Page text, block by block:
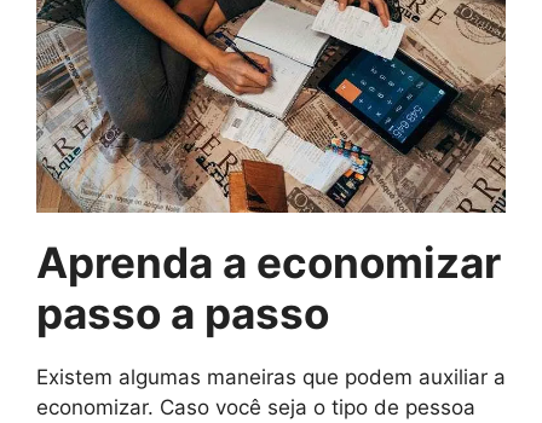
Aprenda a economizar
passo a passo
Existem algumas maneiras que podem auxiliar a
economizar. Caso você seja o tipo de pessoa